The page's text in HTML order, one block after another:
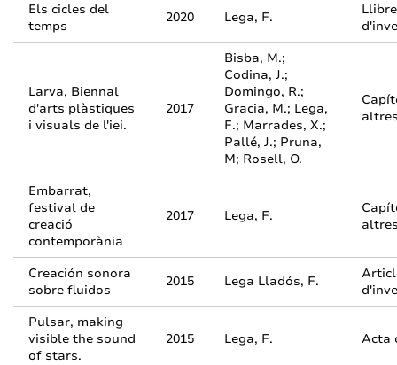
Els cicles del
temps
2020 Lega, F.
Llibre
Larva, Biennal
d'arts plàstiques
i visuals de l'iei.
2017
Bisba, M.;
Codina, J.;
Domingo, R.;
Gracia, M.; Lega,
F.; Marrades, X.;
Pallé, J.; Pruna,
M; Rosell, O.
Embarrat,
festival de
creació
contemporània
2017 Lega, F.
Creación sonora
sobre fluidos
2015 Lega Lladós, F.
Pulsar, making
visible the sound
of stars.
2015 Lega, F. Acta